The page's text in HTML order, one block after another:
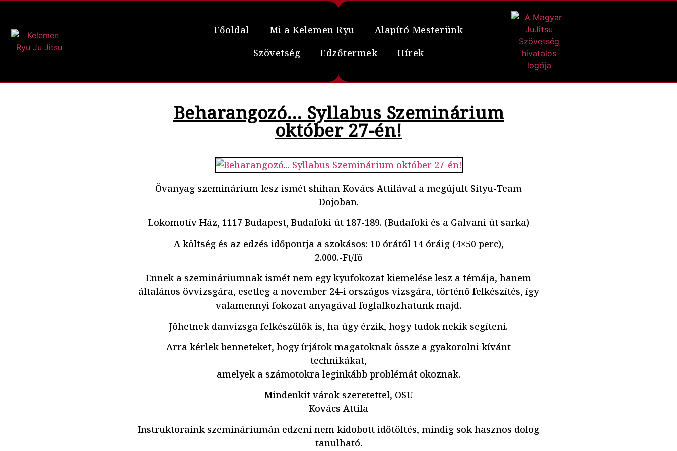
Főoldal Mi a Kelemen Ryu
Alapító Mesterünk
Szövetség
Edzőtermek Hírek
Beharangozó… Syllabus Szeminárium
október 27-én!
Övanyag szeminárium lesz ismét shihan Kovács Attilával a megújult Sityu-Team
Dojoban.
Lokomotív Ház, 1117 Budapest, Budafoki út 187-189. (Budafoki és a Galvani út sarka)
A költség és az edzés időpontja a szokásos: 10 órától 14 óráig (4×50 perc),
2.000.-Ft/fő
Ennek a szemináriumnak ismét nem egy kyufokozat kiemelése lesz a témája, hanem
általános övvizsgára, esetleg a november 24-i országos vizsgára, történő felkészítés, így
valamennyi fokozat anyagával foglalkozhatunk majd.
Jöhetnek danvizsga felkészülők is, ha úgy érzik, hogy tudok nekik segíteni.
Arra kérlek benneteket, hogy írjátok magatoknak össze a gyakorolni kívánt
technikákat,
amelyek a számotokra leginkább problémát okoznak.
Mindenkit várok szeretettel, OSU
Kovács Attila
Instruktoraink szemináriumán edzeni nem kidobott időtöltés, mindig sok hasznos dolog
tanulható.